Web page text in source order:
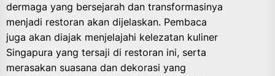
dermaga yang bersejarah dan transformasinya
menjadi restoran akan dijelaskan. Pembaca
juga akan diajak menjelajahi kelezatan kuliner
Singapura yang tersaji di restoran ini, serta
merasakan suasana dan dekorasi yang